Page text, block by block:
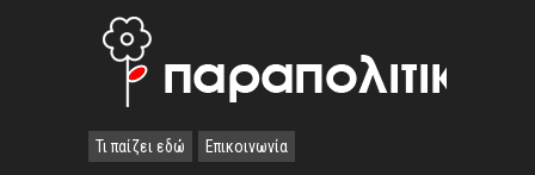
Τι παίζει εδώ Επικοινωνία